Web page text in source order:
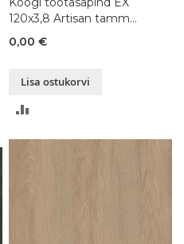
120x3,8 Artisan tamm
R20315, 80-300x120xK3,8
cm
0,00 €
Lisa ostukorvi
VÕRDLUSESSE